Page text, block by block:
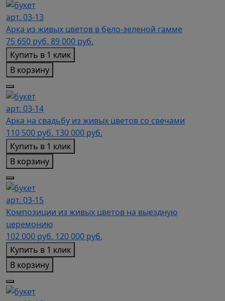
арт. 03-13
Арка из живых цветов в бело-зеленой гамме
75 650 руб. 89 000 руб.
Купить в 1 клик
В корзину
арт. 03-14
Арка на свадьбу из живых цветов со свечами
110 500 руб. 130 000 руб.
Купить в 1 клик
В корзину
арт. 03-15
Композиции из живых цветов на выездную
церемонию
102 000 руб. 120 000 руб.
Купить в 1 клик
В корзину